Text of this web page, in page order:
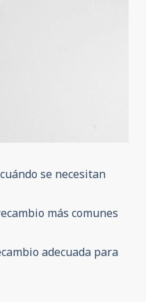
se necesitan
más comunes
adecuada para